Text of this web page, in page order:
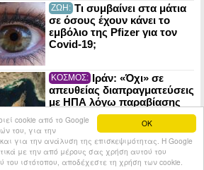
OK
cookie από το Google
του, για την
για την ανάλυση της επισκεψιμότητας. Η Google
με την από μέρους σας χρήση αυτού του
του ιστότοπου, αποδέχεστε τη χρήση των cookie.
ΖΩΗ: Τι συμβαίνει στα μάτια
σε όσους έχουν κάνει το
εμβόλιο της Pfizer για τον
Covid-19;
ΚΟΣΜΟΣ: Ιράν: «Όχι» σε
απευθείας διαπραγματεύσεις
με ΗΠΑ λόγω παραβίασης
της ενδιάμεσης συμφωνίας
Entries RSS